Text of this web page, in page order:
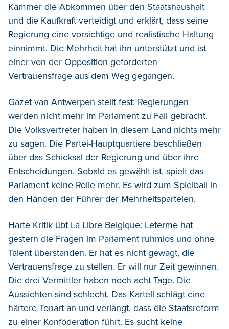
Kammer die Abkommen über den Staatshaushalt
und die Kaufkraft verteidigt und erklärt, dass seine
Regierung eine vorsichtige und realistische Haltung
einnimmt. Die Mehrheit hat ihn unterstützt und ist
einer von der Opposition geforderten
Vertrauensfrage aus dem Weg gegangen.
Gazet van Antwerpen stellt fest: Regierungen
werden nicht mehr im Parlament zu Fall gebracht.
Die Volksvertreter haben in diesem Land nichts mehr
zu sagen. Die Partei-Hauptquartiere beschließen
über das Schicksal der Regierung und über ihre
Entscheidungen. Sobald es gewählt ist, spielt das
Parlament keine Rolle mehr. Es wird zum Spielball in
den Händen der Führer der Mehrheitsparteien.
Harte Kritik übt La Libre Belgique: Leterme hat
gestern die Fragen im Parlament ruhmlos und ohne
Talent überstanden. Er hat es nicht gewagt, die
Vertrauensfrage zu stellen. Er will nur Zeit gewinnen.
Die drei Vermittler haben noch acht Tage. Die
Aussichten sind schlecht. Das Kartell schlägt eine
härtere Tonart an und verlangt, dass die Staatsreform
zu einer Konföderation führt. Es sucht keine